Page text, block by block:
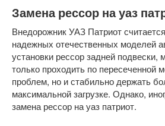
Замена рессор на уаз
Внедорожник УАЗ Патриот
надежных отечественных моделей
установки рессор задней подвески,
только проходить по пересеченной
проблем, но и стабильно держать
максимальной загрузке. Однако,
замена рессор на уаз патриот.